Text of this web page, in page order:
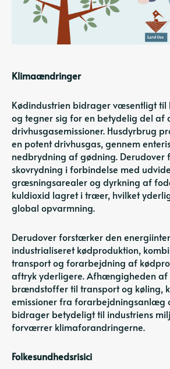
Klimaændringer
Kødindustrien bidrager væsentligt
og tegner sig for en betydelig del af
drivhusgasemissioner. Husdyrbrug
en potent drivhusgas, gennem
nedbrydning af gødning. Derudover
skovrydning i forbindelse med
græsningsarealer og dyrkning af
kuldioxid lagret i træer, hvilket
global opvarmning.
Derudover forstærker den
industrialiseret kødproduktion,
transport og forarbejdning af
aftryk yderligere. Afhængigheden af
brændstoffer til transport og køling,
emissioner fra forarbejdningsanlæg
bidrager betydeligt til industriens
forværrer klimaforandringerne.
Folkesundhedsrisici